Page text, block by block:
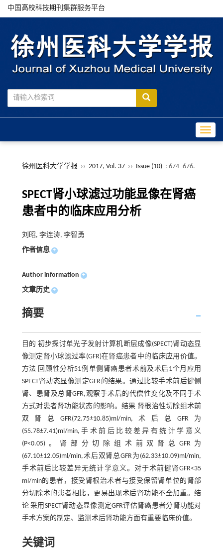
中国高校科技期刊集群服务平台
徐州医科大学学报 ›› 2017, Vol. 37 ›› Issue (10) : 674 -676.
SPECT肾小球滤过功能显像在肾癌
患者中的临床应用分析
刘昭, 李连涛, 李智勇
作者信息 +
Author information +
文章历史 +
摘要
目的 初步探讨单光子发射计算机断层成像(SPECT)肾动态显
像测定肾小球滤过率(GFR)在肾癌患者中的临床应用价值。
方法 回顾性分析51例单侧肾癌患者术前及术后1个月应用
SPECT肾动态显像测定GFR的结果。通过比较手术前后健侧
肾、患肾及总肾GFR,观察手术后的代偿性变化及不同手术
方式对患者肾功能状态的影响。结果 肾根治性切除组术前
双肾总GFR(72.75±10.85)ml/min,术后总GFR为
(55.78±7.41)ml/min,手术前后比较差异有统计学意义
(P<0.05)。肾部分切除组术前双肾总GFR为
(67.10±12.05)ml/min,术后双肾总GFR为(62.33±10.09)ml/min,
手术前后比较差异无统计学意义。对于术前健肾GFR<35
ml/min的患者，接受肾根治术者与接受保留肾单位的肾部
分切除术的患者相比，更易出现术后肾功能不全加重。结
论 采用SPECT肾动态显像测定GFR评估肾癌患者分肾功能对
手术方案的制定、监测术后肾功能方面有重要临床价值。
关键词